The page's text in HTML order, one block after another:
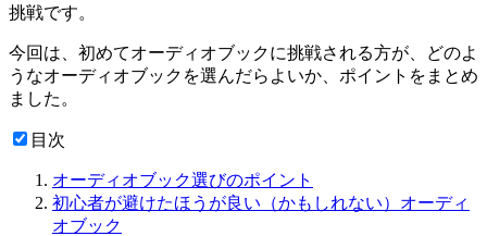
挑戦です。
今回は、初めてオーディオブックに挑戦される方が、どのよ
うなオーディオブックを選んだらよいか、ポイントをまとめ
ました。
目次
オーディオブック選びのポイント
初心者が避けたほうが良い（かもしれない）オーディ
オブック